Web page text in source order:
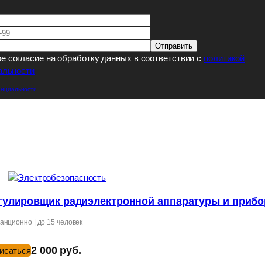
согласие на обработку данных в соответствии с политикой
радиэлектронной аппаратуры и
| до 15 человек
2 000 руб.